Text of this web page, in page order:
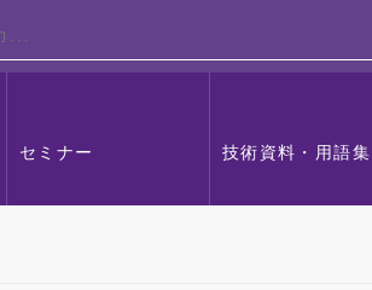
セミナー 技術資料・用語集